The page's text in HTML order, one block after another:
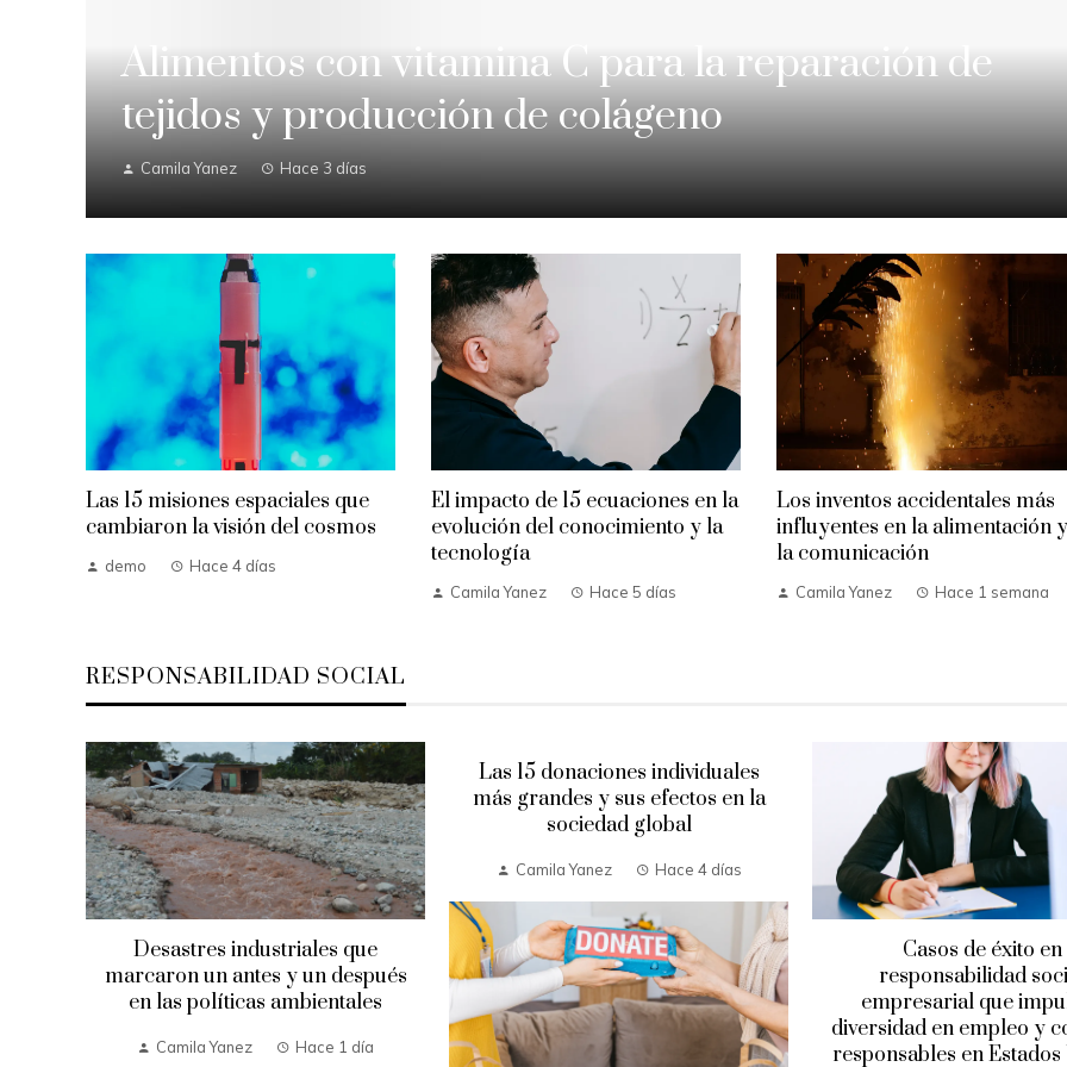
Alimentos con vitamina C para la reparación de
tejidos y producción de colágeno
Camila Yanez Hace 3 días
Las 15 misiones espaciales que
cambiaron la visión del cosmos
demo Hace 4 días
El impacto de 15 ecuaciones en la
evolución del conocimiento y la
tecnología
Camila Yanez Hace 5 días
Los inventos accidentales más
influyentes en la alimentación y
la comunicación
Camila Yanez Hace 1 semana
RESPONSABILIDAD SOCIAL
Desastres industriales que
marcaron un antes y un después
en las políticas ambientales
Camila Yanez Hace 1 día
Las 15 donaciones individuales
más grandes y sus efectos en la
sociedad global
Camila Yanez Hace 4 días
Casos de éxito en
responsabilidad
empresarial que
diversidad en empleo y
responsables en